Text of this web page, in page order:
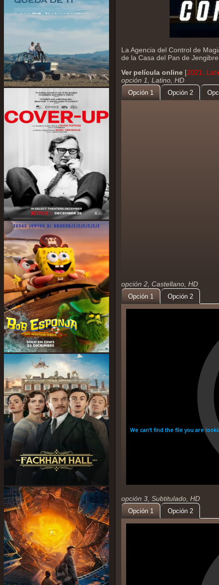
La Agencia del Control de
de la Casa del Pan de
Ver película online [2021,
opción 1, Latino, HD
Opción 1 Opción 2
opción 2, Castellano, HD
Opción 1 Opción 2
opción 3, Subtitulado, HD
Opción 1 Opción 2